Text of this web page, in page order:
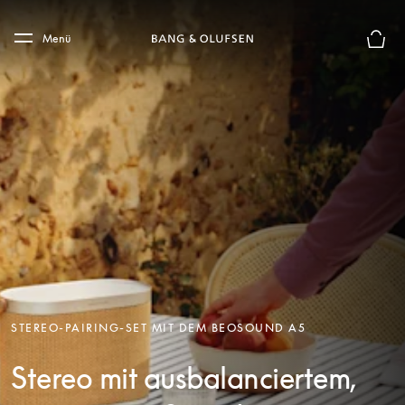
Skip to main footer
Menü
STEREO-PAIRING-SET MIT DEM BEOSOUND A5
Stereo mit ausbalanciertem,